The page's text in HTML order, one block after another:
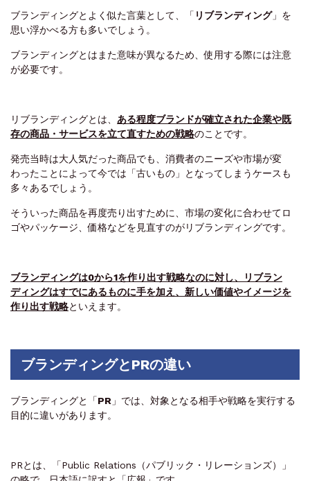
ブランディングとよく似た言葉として、「 リブランディング」を
思い浮かべる方も多いでしょう。
ブランディングとはまた意味が異なるため、使用する際には注意
が必要です。
リブランディングとは、 ある程度ブランドが確立された企業や既
存の商品・サービスを立て直すための戦略のことです。
発売当時は大人気だった商品でも、消費者のニーズや市場が変
わったことによって今では「古いもの」となってしまうケースも
多々あるでしょう。
そういった商品を再度売り出すために、市場の変化に合わせてロ
ゴやパッケージ、価格などを見直すのがリブランディングです。
ブランディングは0から1を作り出す戦略なのに対し、リブラン
ディングはすでにあるものに手を加え、新しい価値やイメージを
作り出す戦略といえます。
ブランディングとPRの違い
ブランディングと「PR 」では、対象となる相手や戦略を実行する
目的に違いがあります。
PRとは、「Public Relations（パブリック・リレーションズ）」